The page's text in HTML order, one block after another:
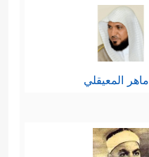
ماهر المعيقلي